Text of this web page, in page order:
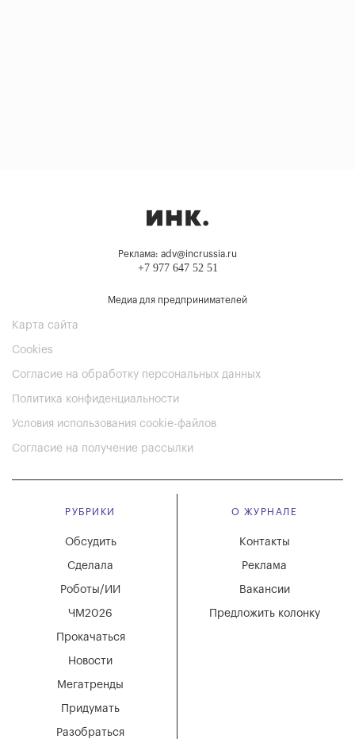
Реклама: adv@incrussia.ru
+7 977 647 52 51
Медиа для предпринимателей
Карта сайта
Cookies
Согласие на обработку персональных данных
Политика конфиденциальности
Условия использования cookie-файлов
Согласие на получение рассылки
РУБРИКИ
Мегатренды
Придумать
Разобраться
Новости
Обсудить
Сделала
Роботы/ИИ
ЧМ2026
Прокачаться
О ЖУРНАЛЕ
Вакансии
Реклама
Контакты
Предложить колонку